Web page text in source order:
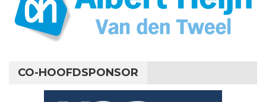
CO-HOOFDSPONSOR